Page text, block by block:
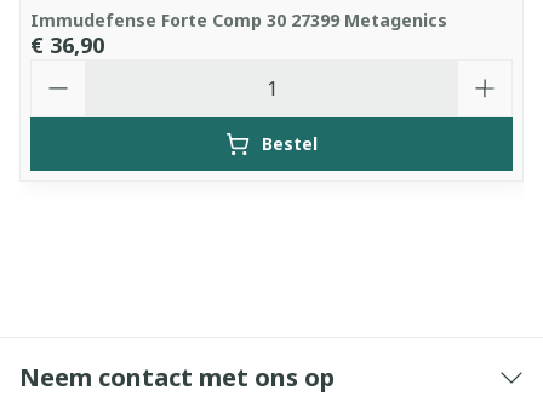
Immudefense Forte Comp 30 27399 Metagenics
€ 36,90
Bestel
Neem contact met ons op